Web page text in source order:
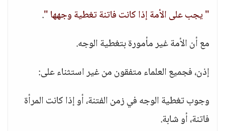
" يجب على الأمة إذا كانت فاتنة تغطية وجهها ".
مع أن الأمة غير مأمورة بتغطية الوجه.
إذن، فجميع العلماء متفقون من غير استثناء على:
وجوب تغطية الوجه في زمن الفتنة، أو إذا كانت المرأة
فاتنة، أو شابة.